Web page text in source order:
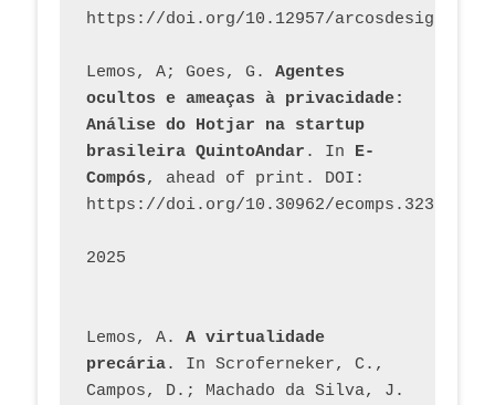
https://doi.org/10.12957/
Lemos, A; Goes, G. Agentes
ocultos e ameaças à privacidade:
Análise do Hotjar na startup
brasileira QuintoAndar . In E-
Compós, ahead of print. DOI:
https://doi.org/10.30962/ecomps.3231
2025
Lemos, A. A virtualidade
precária. In Scroferneker, C.,
Campos, D.; Machado da Silva, J.